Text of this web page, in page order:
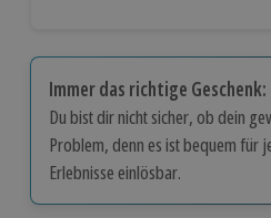
Immer das richtige Geschenk:
Du bist dir nicht sicher, ob dein
Problem, denn es ist bequem für
Erlebnisse einlösbar.